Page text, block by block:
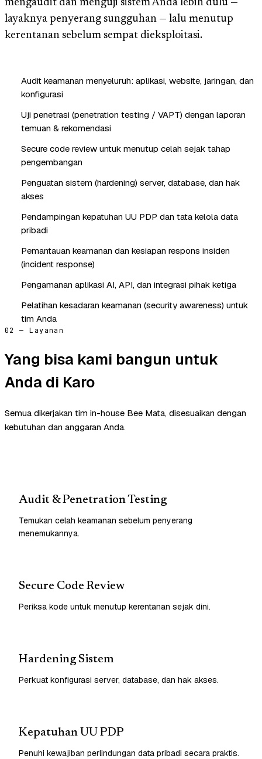
mengaudit dan menguji sistem Anda lebih dulu —
layaknya penyerang sungguhan — lalu menutup
kerentanan sebelum sempat dieksploitasi.
Audit keamanan menyeluruh: aplikasi, website, jaringan, dan
konfigurasi
Uji penetrasi (penetration testing / VAPT) dengan laporan
temuan & rekomendasi
Secure code review untuk menutup celah sejak tahap
pengembangan
Penguatan sistem (hardening) server, database, dan hak
akses
Pendampingan kepatuhan UU PDP dan tata kelola data
pribadi
Pemantauan keamanan dan kesiapan respons insiden
(incident response)
Pengamanan aplikasi AI, API, dan integrasi pihak ketiga
Pelatihan kesadaran keamanan (security awareness) untuk
tim Anda
02 — Layanan
Yang bisa kami bangun untuk
Anda di Karo
Semua dikerjakan tim in-house Bee Mata, disesuaikan dengan
kebutuhan dan anggaran Anda.
Audit & Penetration Testing
Temukan celah keamanan sebelum penyerang
menemukannya.
Secure Code Review
Periksa kode untuk menutup kerentanan sejak dini.
Hardening Sistem
Perkuat konfigurasi server, database, dan hak akses.
Kepatuhan UU PDP
Penuhi kewajiban perlindungan data pribadi secara praktis.